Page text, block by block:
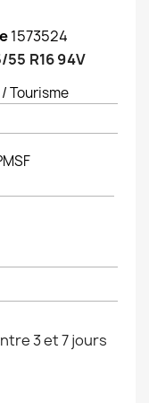
1573524
55 R16 94V
Tourisme
3 et 7 jours